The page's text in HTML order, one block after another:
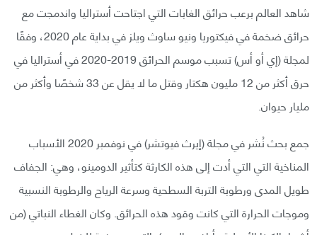
شاهد العالم برعب حرائق الغابات التي اجتاحت أستراليا واندمجت مع
حرائق ضخمة في فيكتوريا ونيو ساوث ويلز في بداية عام 2020، وفقًا
لمجلة (إي أو أس) تسبب موسم الحرائق 2019-2020 في أستراليا في
حرق أكثر من 12 مليون هكتار وقتل ما لا يقل عن 33 شخصًا وأكثر من
مليار حيوان.
جمع بحث نُشر في مجلة (إيرث فيوتشر) في نوفمبر 2020 الأسباب
المناخية التي التي أدت إلى هذه الكارثة كتأثير الدومينو، وهي: الجفاف
طويل المدى ورطوبة التربة السطحية وسرعة الرياح والرطوبة النسبية
وموجات الحرارة التي كانت وقود هذه الحرائق. وكان الغطاء النباتي (من